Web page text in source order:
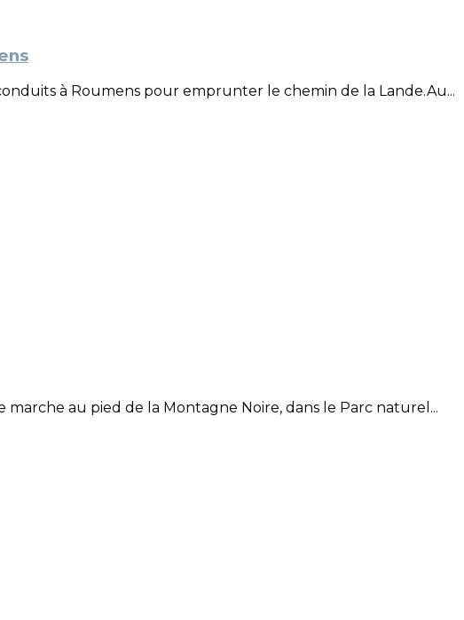
à Roumens pour emprunter le chemin de la Lande.Au...
marche au pied de la Montagne Noire, dans le Parc naturel...